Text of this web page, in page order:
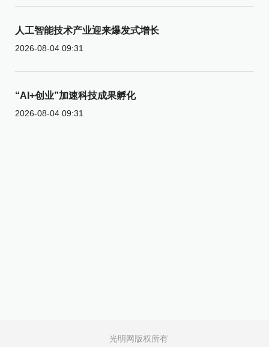
人工智能技术产业迎来爆发式增长
2026-08-04 09:31
“AI+创业”加速科技成果孵化
2026-08-04 09:31
光明网版权所有